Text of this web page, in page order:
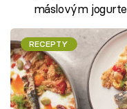
máslovým
RECEPTY